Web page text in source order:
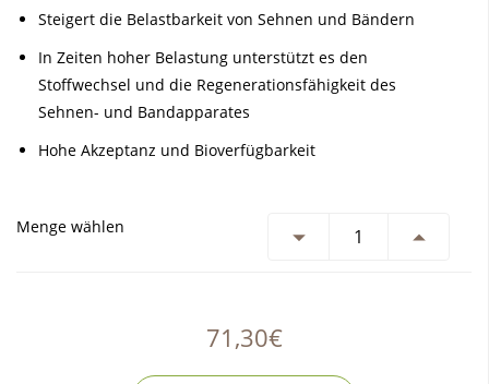
Steigert die Belastbarkeit von Sehnen und Bändern
In Zeiten hoher Belastung unterstützt es den
Stoffwechsel und die Regenerationsfähigkeit des
Sehnen- und Bandapparates
Hohe Akzeptanz und Bioverfügbarkeit
Menge wählen
71,30€